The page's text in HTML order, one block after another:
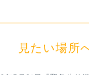
見たい場所